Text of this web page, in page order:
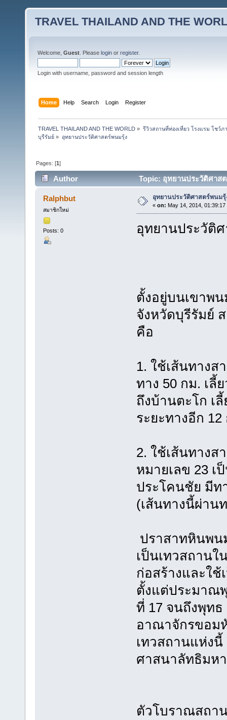
TRAVEL THAILAND AND THE
Welcome, Guest . Please login or register.
Login with username, password and session length
Home Help Search Login Register
TRAVEL THAILAND AND THE WORLD » รีวิวสถานที่ท่องเที่ยว โรงแรม โชว์ภ
บุรีรัมย์ » อุทยานประวัติศาสตร์พนมรุ้ง
Pages: [1]
Author Topic: อุทยานประวัติศาส
Ralphbut
สมาชิกใหม่
Posts: 0
อุทยานประวัติศาสตร์พนมรุ้
« on: May 14, 2014, 01:39:17
อุทยานประวัติ
ตั้งอยู่บนเขาพ
จังหวัดบุรีรัมย์
คือ
1. ใช้เส้นทางส
ทาง 50 กม. เลี้
ถึงบ้านตะโก เ
ระยะทางอีก 12
2. ใช้เส้นทางส
หมายเลข 23 เ
ประโคนชัย มีท
(เส้นทางนี้ผ่าน
ปราสาทหินพ
เป็นเทวสถาน
ก่อสร้างและใช้
ตั้งแต่ประมาณ
ที่ 17 จนถึงพุทธ
อาณาจักรขอม
เทวสถานแห่ง
ศาสนาลัทธิมห
ตัวโบราณสถา